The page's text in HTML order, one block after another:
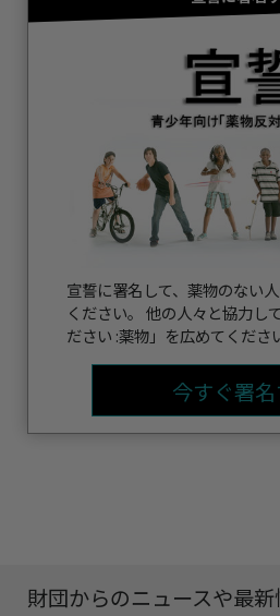
宣誓に署名して、薬物のない
ください。 他の人々と協力し
ださい :薬物」を広めてくださ
今すぐ署
財団からのニュースや最